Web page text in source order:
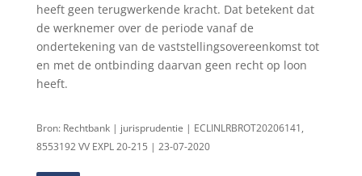
heeft geen terugwerkende kracht. Dat betekent dat
de werknemer over de periode vanaf de
ondertekening van de vaststellingsovereenkomst tot
en met de ontbinding daarvan geen recht op loon
heeft.
Bron: Rechtbank | jurisprudentie | ECLINLRBROT20206141,
8553192 VV EXPL 20-215 | 23-07-2020